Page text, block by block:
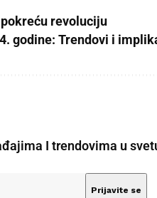
revoluciju
godine: Trendovi i
I trendovima u